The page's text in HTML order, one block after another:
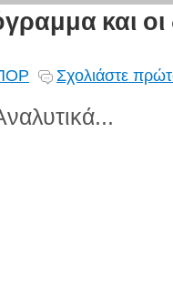
και οι
Σχολιάστε